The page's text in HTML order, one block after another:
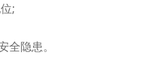
;
隐患。